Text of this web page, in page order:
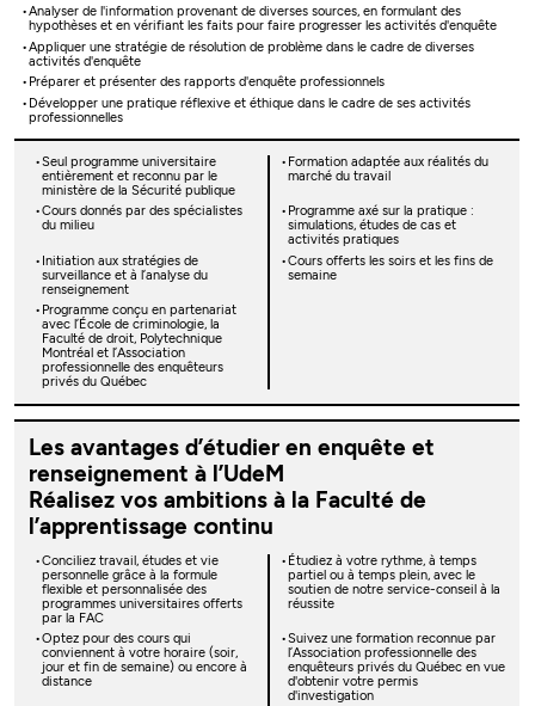
Analyser de l'information provenant de diverses sources, en formulant des
hypothèses et en vérifiant les faits pour faire progresser les activités d'enquête
Appliquer une stratégie de résolution de problème dans le cadre de diverses
activités d'enquête
Préparer et présenter des rapports d'enquête professionnels
Développer une pratique réflexive et éthique dans le cadre de ses activités
professionnelles
Seul programme universitaire
entièrement et reconnu par le
ministère de la Sécurité publique
Formation adaptée aux réalités du
marché du travail
Cours donnés par des spécialistes
du milieu
Programme axé sur la pratique :
simulations, études de cas et
activités pratiques
Initiation aux stratégies de
surveillance et à l’analyse du
renseignement
Cours offerts les soirs et les fins de
semaine
Programme conçu en partenariat
avec l’École de criminologie, la
Faculté de droit, Polytechnique
Montréal et l’Association
professionnelle des enquêteurs
privés du Québec
Les avantages d’étudier en enquête et
renseignement à l’UdeM
Réalisez vos ambitions à la Faculté de
l’apprentissage continu
Conciliez travail, études et vie
personnelle grâce à la formule
flexible et personnalisée des
programmes universitaires offerts
par la FAC
Étudiez à votre rythme, à temps
partiel ou à temps plein, avec le
soutien de notre service-conseil à la
réussite
Optez pour des cours qui
conviennent à votre horaire (soir,
jour et fin de semaine) ou encore à
distance
Suivez une formation reconnue par
l’Association professionnelle des
enquêteurs privés du Québec en vue
d'obtenir votre permis
d'investigation